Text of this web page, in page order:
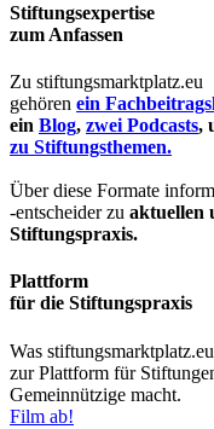
Stiftungsexpertise
zum Anfassen
Zu stiftungsmarktplatz.eu
gehören ein
ein Blog, zwei Podcasts,
zu Stiftungsthemen.
Über diese Formate
-entscheider zu aktuellen
Stiftungspraxis.
Plattform
für die Stiftungspraxis
Was stiftungsmarktplatz.eu
zur Plattform für
Gemeinnützige macht.
Film ab!